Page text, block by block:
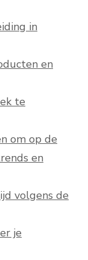
in
en
te
om op de
en
volgens de
je